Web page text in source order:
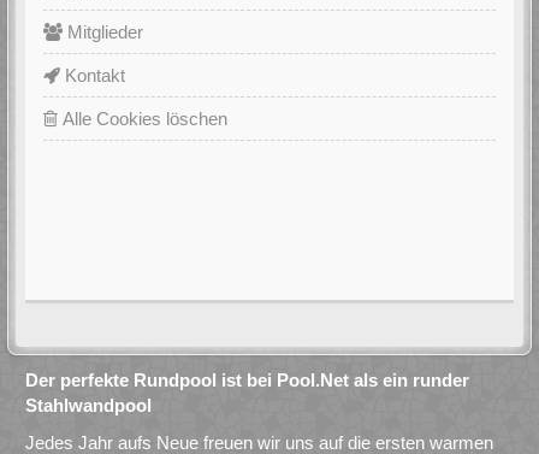
Mitglieder
Kontakt
Alle Cookies löschen
Der perfekte Rundpool ist bei Pool.Net als ein runder
Stahlwandpool
Jedes Jahr aufs Neue freuen wir uns auf die ersten warmen